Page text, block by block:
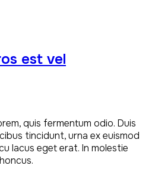
est vel
lei.
quis fermentum odio. Duis
tincidunt, urna ex euismod
lacus eget erat. In molestie